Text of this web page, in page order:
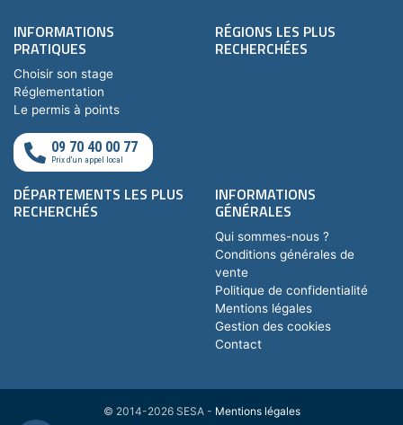
INFORMATIONS
PRATIQUES
Choisir son stage
Réglementation
Le permis à points
09 70 40 00 77
Prix d'un appel local
RÉGIONS LES PLUS
RECHERCHÉES
DÉPARTEMENTS LES PLUS
RECHERCHÉS
INFORMATIONS
GÉNÉRALES
Qui sommes-nous ?
Conditions générales de
vente
Politique de confidentialité
Mentions légales
Gestion des cookies
Contact
© 2014-2026 SESA - Mentions légales